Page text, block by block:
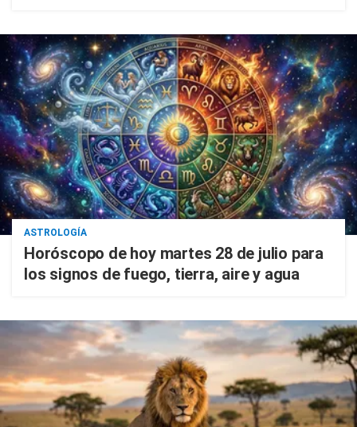
ASTROLOGÍA
Horóscopo de hoy martes 28 de julio para
los signos de fuego, tierra, aire y agua